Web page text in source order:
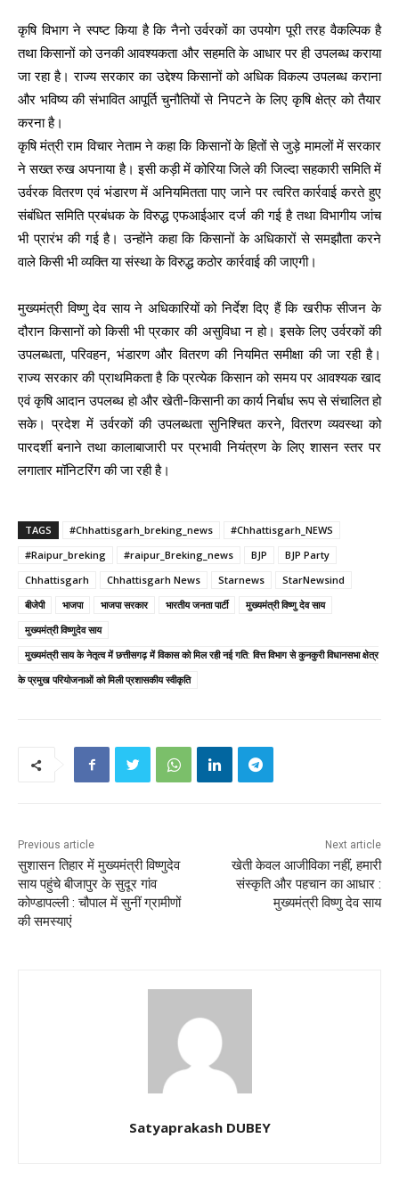
कृषि विभाग ने स्पष्ट किया है कि नैनो उर्वरकों का उपयोग पूरी तरह वैकल्पिक है
तथा किसानों को उनकी आवश्यकता और सहमति के आधार पर ही उपलब्ध कराया
जा रहा है। राज्य सरकार का उद्देश्य किसानों को अधिक विकल्प उपलब्ध कराना
और भविष्य की संभावित आपूर्ति चुनौतियों से निपटने के लिए कृषि क्षेत्र को तैयार
करना है।
कृषि मंत्री राम विचार नेताम ने कहा कि किसानों के हितों से जुड़े मामलों में सरकार
ने सख्त रुख अपनाया है। इसी कड़ी में कोरिया जिले की जिल्दा सहकारी समिति में
उर्वरक वितरण एवं भंडारण में अनियमितता पाए जाने पर त्वरित कार्रवाई करते हुए
संबंधित समिति प्रबंधक के विरुद्ध एफआईआर दर्ज की गई है तथा विभागीय जांच
भी प्रारंभ की गई है। उन्होंने कहा कि किसानों के अधिकारों से समझौता करने
वाले किसी भी व्यक्ति या संस्था के विरुद्ध कठोर कार्रवाई की जाएगी।
मुख्यमंत्री विष्णु देव साय ने अधिकारियों को निर्देश दिए हैं कि खरीफ सीजन के
दौरान किसानों को किसी भी प्रकार की असुविधा न हो। इसके लिए उर्वरकों की
उपलब्धता, परिवहन, भंडारण और वितरण की नियमित समीक्षा की जा रही है।
राज्य सरकार की प्राथमिकता है कि प्रत्येक किसान को समय पर आवश्यक खाद
एवं कृषि आदान उपलब्ध हो और खेती-किसानी का कार्य निर्बाध रूप से संचालित हो
सके। प्रदेश में उर्वरकों की उपलब्धता सुनिश्चित करने, वितरण व्यवस्था को
पारदर्शी बनाने तथा कालाबाजारी पर प्रभावी नियंत्रण के लिए शासन स्तर पर
लगातार मॉनिटरिंग की जा रही है।
TAGS #Chhattisgarh_breking_news
#Chhattisgarh_NEWS
#Raipur_breking
#raipur_Breking_news BJP
BJP Party
Chhattisgarh
Chhattisgarh News Starnews
StarNewsind
बीजेपी
भाजपा भाजपा सरकार भारतीय जनता पार्टी
मुख्यमंत्री विष्णु देव साय
मुख्यमंत्री विष्णुदेव साय
मुख्यमंत्री साय के नेतृत्व में छत्तीसगढ़ में विकास को मिल रही नई गति: वित्त विभाग से कुनकुरी विधानसभा क्षेत्र
के प्रमुख परियोजनाओं को मिली प्रशासकीय स्वीकृति
Previous article
सुशासन तिहार में मुख्यमंत्री विष्णुदेव
साय पहुंचे बीजापुर के सुदूर गांव
कोण्डापल्ली : चौपाल में सुनीं ग्रामीणों
की समस्याएं
Next article
खेती केवल आजीविका नहीं, हमारी
संस्कृति और पहचान का आधार :
मुख्यमंत्री विष्णु देव साय
Satyaprakash DUBEY